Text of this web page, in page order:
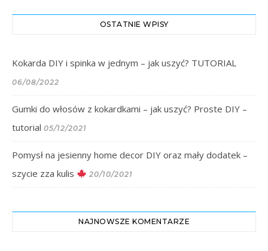
OSTATNIE WPISY
Kokarda DIY i spinka w jednym – jak uszyć? TUTORIAL
06/08/2022
Gumki do włosów z kokardkami – jak uszyć? Proste DIY –
tutorial 05/12/2021
Pomysł na jesienny home decor DIY oraz mały dodatek –
szycie zza kulis
20/10/2021
NAJNOWSZE KOMENTARZE